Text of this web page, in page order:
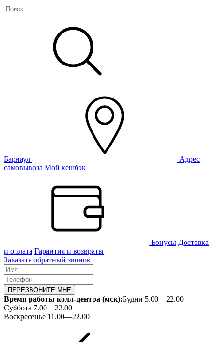
Барнаул
Адрес
самовывоза Мой кешбэк
Бонусы Доставка
и оплата Гарантия и возвраты
Заказать обратный звонок
ПЕРЕЗВОНИТЕ МНЕ
Время работы колл-центра (мск):Будни 5.00—22.00
Суббота 7.00—22.00
Воскресенье 11.00—22.00